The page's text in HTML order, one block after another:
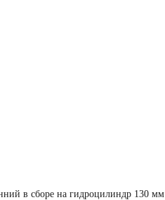
в сборе на гидроцилиндр 130 мм